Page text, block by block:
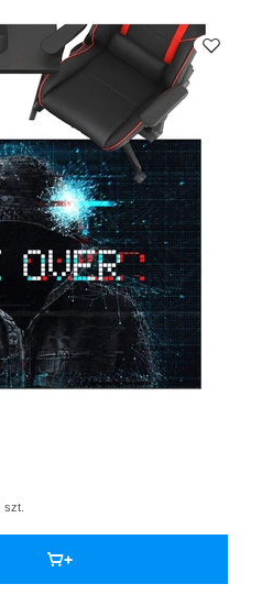
szt.